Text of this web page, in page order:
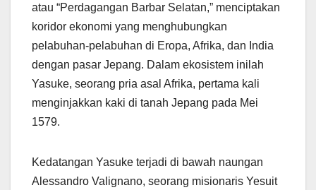
atau “Perdagangan Barbar Selatan,” menciptakan
koridor ekonomi yang menghubungkan
pelabuhan-pelabuhan di Eropa, Afrika, dan India
dengan pasar Jepang. Dalam ekosistem inilah
Yasuke, seorang pria asal Afrika, pertama kali
menginjakkan kaki di tanah Jepang pada Mei
1579.
Kedatangan Yasuke terjadi di bawah naungan
Alessandro Valignano, seorang misionaris Yesuit